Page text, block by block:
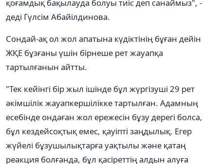
қоғамдық бақылауда болуы тиіс деп санаймыз", -
деді Гүлсім Абайілдинова.
Сондай-ақ ол жол апатына күдіктінің бұған дейін
ЖҚЕ бұзғаны үшін бірнеше рет жауапқа
тартылғанын айтты.
"Тек кейінгі бір жыл ішінде бұл жүргізуші 29 рет
әкімшілік жауапкершілікке тартылған. Адамның
есебінде ондаған жол ережесін бұзу дерегі болса,
бұл кездейсоқтық емес, қауіпті заңдылық. Егер
жүйелі бұзушылықтарға уақтылы және қатаң
реакция болғанда, бұл қасіреттің алдын алуға